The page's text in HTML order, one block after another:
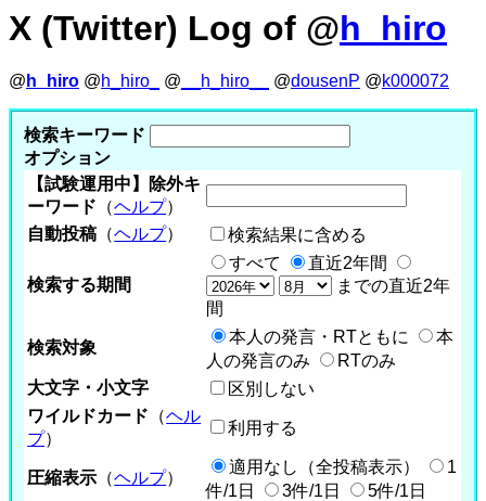
X (Twitter) Log of @h_hiro
@ h_hiro @h_hiro_ @ __h_hiro__ @dousenP @k000072
検索キーワード
オプション
【試験運用中】除外キ
ーワード （ヘルプ）
自動投稿 （ヘルプ） 検索結果に含める
検索する期間
すべて
直近2年間
までの直近2年
間
検索対象
本人の発言・RTともに
本
人の発言のみ
RTのみ
大文字・小文字
区別しない
ワイルドカード （ヘル
プ）
利用する
圧縮表示 （ヘルプ）
適用なし（全投稿表示）
1
件/1日
3件/1日 5件/1日